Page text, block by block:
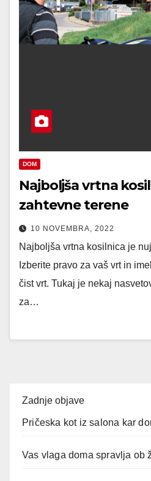
DOM
Najboljša vrtna
zahtevne terene
10 NOVEMBRA, 2022
Najboljša vrtna kosilnica je
Izberite pravo za vaš vrt in
čist vrt. Tukaj je nekaj
za…
Zadnje objave
Pričeska kot iz salona kar
Vas vlaga doma spravlja ob